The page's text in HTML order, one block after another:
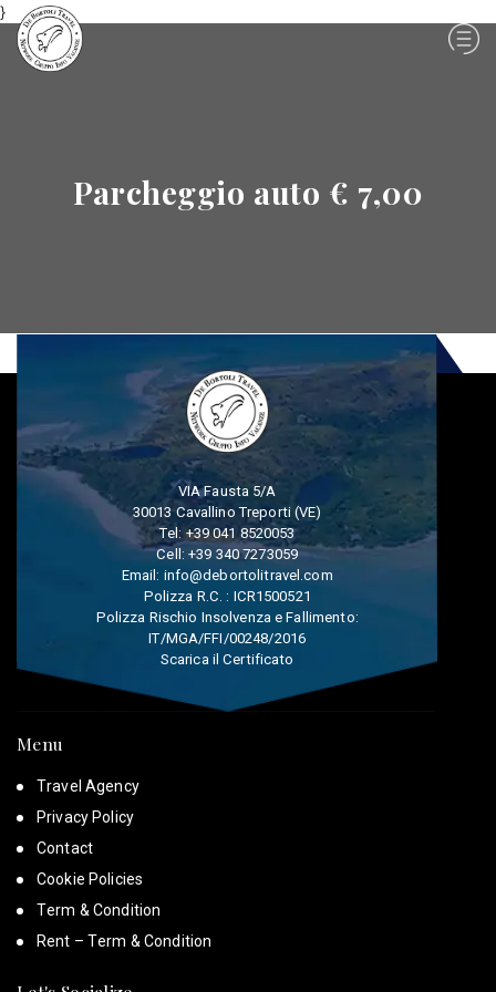
}
Parcheggio auto € 7,00
VIA Fausta 5/A
30013 Cavallino Treporti (VE)
Tel:+39 041 8520053
Cell:+39 340 7273059
Email: info@debortolitravel.com
Polizza R.C. : ICR1500521
Polizza Rischio Insolvenza e Fallimento:
IT/MGA/FFI/00248/2016
Scarica il Certificato
Menu
Travel Agency
Privacy Policy
Contact
Cookie Policies
Term & Condition
Rent – Term & Condition